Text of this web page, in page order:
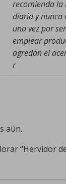
recomienda la
diaria y nunca
una vez por
emplear
agredan el
r
aún.
“Hervidor